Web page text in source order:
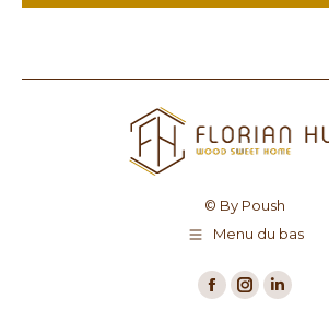
© By Poush
Menu du bas
Facebook
Instagram
LinkedIn